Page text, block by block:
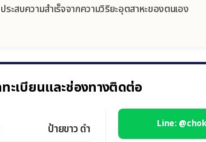
ระสบความสำเร็จจากความวิริยะอุตสาหะของตนเอง
ะเบียนและช่องทางติดต่อ
ป้ายขาว ดำ
Line: